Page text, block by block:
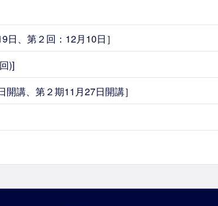
、第２回：12月10日］
)]
講、第２期11月27日開講］